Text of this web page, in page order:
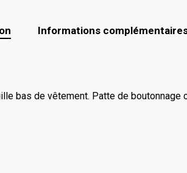
Informations
bas de vêtement. Patte de